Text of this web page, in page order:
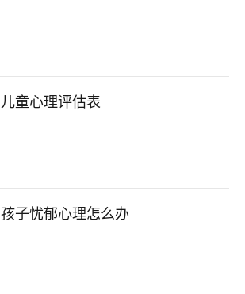
儿童心理评估表
孩子忧郁心理怎么办